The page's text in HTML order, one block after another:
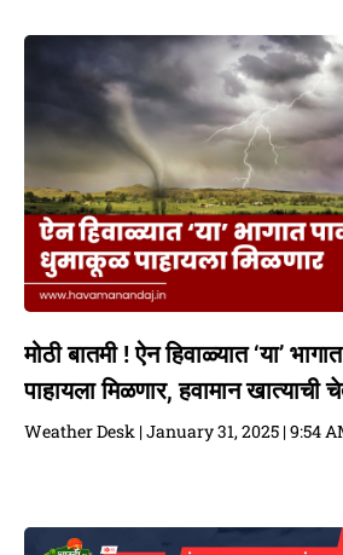
मोठी बातमी ! ऐन हिवाळ्यात ‘या’
पाहायला मिळणार, हवामान खात्याची
Weather Desk January 31, 2025 9:54